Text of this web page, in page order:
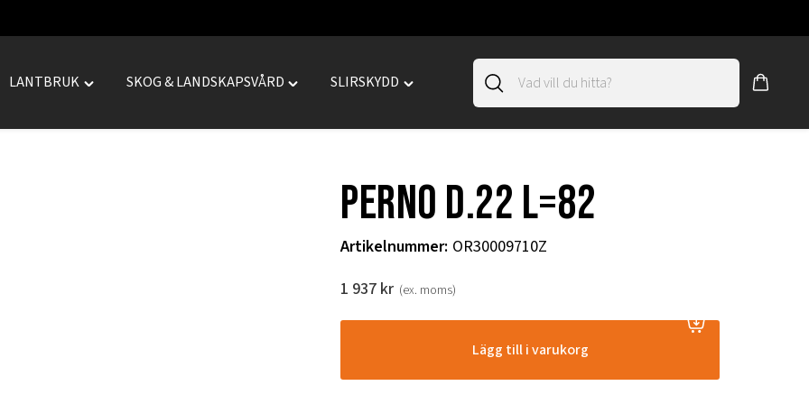
LANTBRUK
Toggle
SKOG & LANDSKAPSVÅRD
Toggle
SLIRSKYDD
Toggle
PERNO D.22 L=82
Artikelnummer: OR30009710Z
1 937 kr (ex. moms)
Lägg till i varukorg